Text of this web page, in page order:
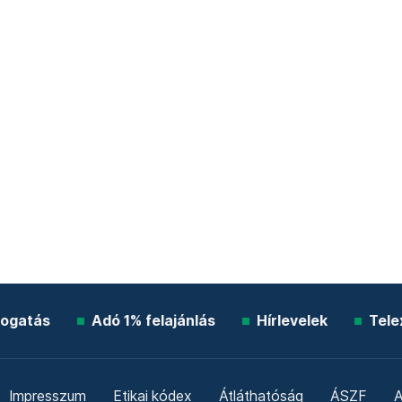
Adó 1% felajánlás Hírlevelek
Impresszum Etikai kódex Átláthatóság ÁSZF